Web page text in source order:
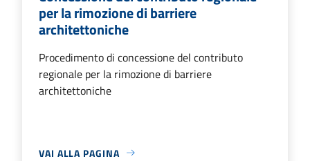
per la rimozione di barriere
architettoniche
Procedimento di concessione del contributo
regionale per la rimozione di barriere
architettoniche
VAI ALLA PAGINA